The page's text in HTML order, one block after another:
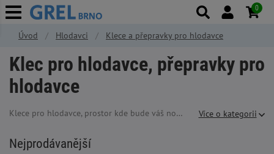
Úvod Hlodavci Klece a přepravky pro hlodavce
Klec pro hlodavce, přepravky pro
hlodavce
Klece pro hlodavce, prostor kde bude váš nový kamarád bydlet. Stále je tendence vyrábět malé klece tak, aby se vešli do malých bytů a měl možnost si ji koupit každý. Je však třeba si rozmyslet kolik prostoru můžeme chovanému zvířeti poskytnout a případně pořídit zvíře s nižšími nároky na prostor. Stále platí čím víc tím líp. Jak pro zvíře tak pro chovatele. Zvíře bude mít dostatek prostoru a úměrně tomu bude nutná výměna steliva. Doporučujeme nevyužívat nejmenšího rozměru, který výrobce značí jako pro např: králíka, 60cm dlouhá klec pro králíky opravdu vhodná není. Více o kategorii
Nejprodávanější
0